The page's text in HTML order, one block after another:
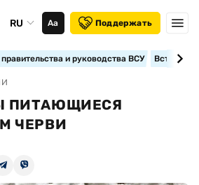
RU Аа Поддержать
и руководства ВСУ
ПИТАЮЩИЕСЯ
ЧЕРВИ